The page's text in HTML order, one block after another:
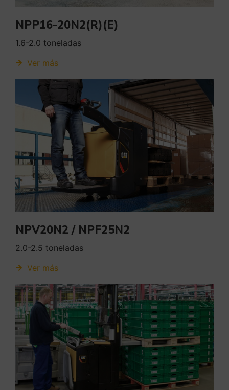
NPP16-20N2(R)(E)
1.6-2.0 toneladas
Ver más
NPV20N2 / NPF25N2
2.0-2.5 toneladas
Ver más